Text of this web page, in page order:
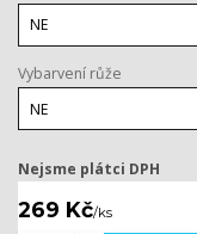
Vybarvení růže
Nejsme plátci DPH
269 Kč/ks